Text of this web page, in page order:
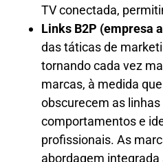
TV conectada,
Links B2P (empresa
das táticas de
tornando cada vez
marcas, à medida
obscurecem as
comportamentos e
profissionais. As
abordagem